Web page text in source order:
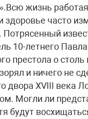
жизнь
здоровье часто
Потрясенный
10-летнего
престола о
и ничего не
двора XVIII века
Могли ли
будут